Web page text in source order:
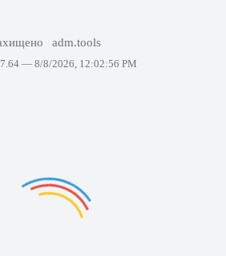
adm.tools
— 8/8/2026, 12:02:56 PM